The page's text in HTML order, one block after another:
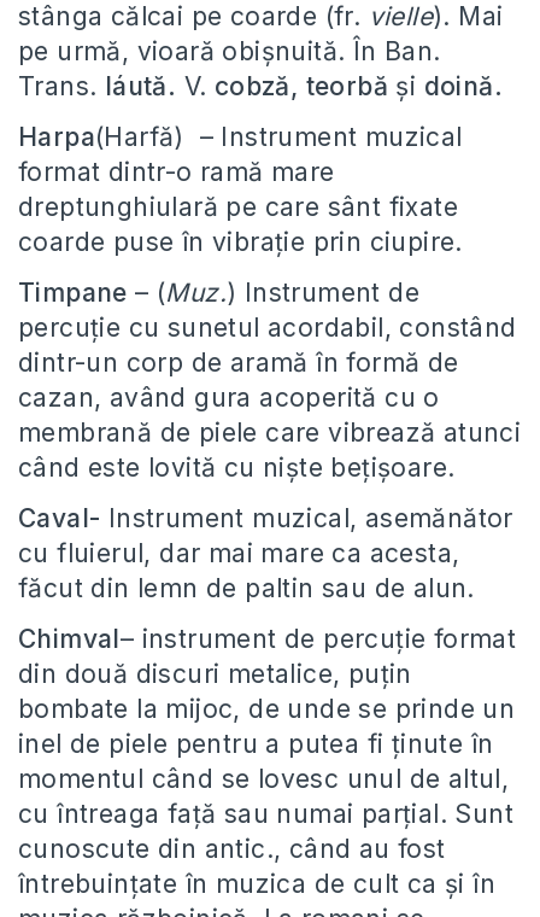
stânga călcai pe coarde (fr. vielle). Mai
pe urmă, vioară obișnuită. În Ban.
Trans. láută. V. cobză, teorbă și doină.
Harpa(Harfă) – Instrument muzical
format dintr-o ramă mare
dreptunghiulară pe care sânt fixate
coarde puse în vibrație prin ciupire.
Timpane – (Muz.) Instrument de
percuție cu sunetul acordabil, constând
dintr-un corp de aramă în formă de
cazan, având gura acoperită cu o
membrană de piele care vibrează atunci
când este lovită cu niște bețișoare.
Caval- Instrument muzical, asemănător
cu fluierul, dar mai mare ca acesta,
făcut din lemn de paltin sau de alun.
Chimval– instrument de percuție format
din două discuri metalice, puțin
bombate la mijoc, de unde se prinde un
inel de piele pentru a putea fi ținute în
momentul când se lovesc unul de altul,
cu întreaga față sau numai parțial. Sunt
cunoscute din antic., când au fost
întrebuințate în muzica de cult ca și în